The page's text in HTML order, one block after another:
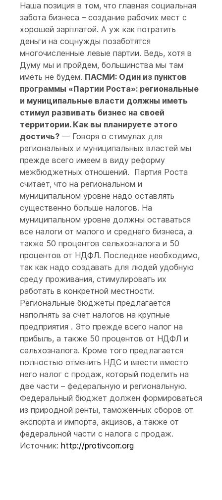
Наша позиция в том, что главная социальная
забота бизнеса – создание рабочих мест с
хорошей зарплатой. А уж как потратить
деньги на соцнужды позаботятся
многочисленные левые партии. Ведь, хотя в
Думу мы и пройдем, большинства мы там
иметь не будем. ПАСМИ: Один из пунктов
программы «Партии Роста»: региональные
и муниципальные власти должны иметь
стимул развивать бизнес на своей
территории. Как вы планируете этого
достичь? — Говоря о стимулах для
региональных и муниципальных властей мы
прежде всего имеем в виду реформу
межбюджетных отношений. Партия Роста
считает, что на региональном и
муниципальном уровне надо оставлять
существенно больше налогов. На
муниципальном уровне должны оставаться
все налоги от малого и среднего бизнеса, а
также 50 процентов сельхозналога и 50
процентов от НДФЛ. Последнее необходимо,
так как надо создавать для людей удобную
среду проживания, стимулировать их
работать в конкретной местности.
Региональные бюджеты предлагается
наполнять за счет налогов на крупные
предприятия . Это прежде всего налог на
прибыль, а также 50 процентов от НДФЛ и
сельхозналога. Кроме того предлагается
полностью отменить НДС и ввести вместо
него налог с продаж, который поделить на
две части – федеральную и региональную.
Федеральный бюджет должен формироваться
из природной ренты, таможенных сборов от
экспорта и импорта, акцизов, а также от
федеральной части с налога с продаж.
Источник: http://protivcorr.org